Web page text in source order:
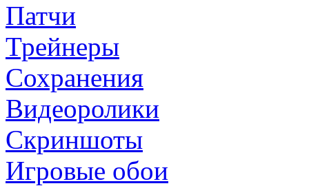
Патчи
Трейнеры
Сохранения
Видеоролики
Скриншоты
Игровые обои